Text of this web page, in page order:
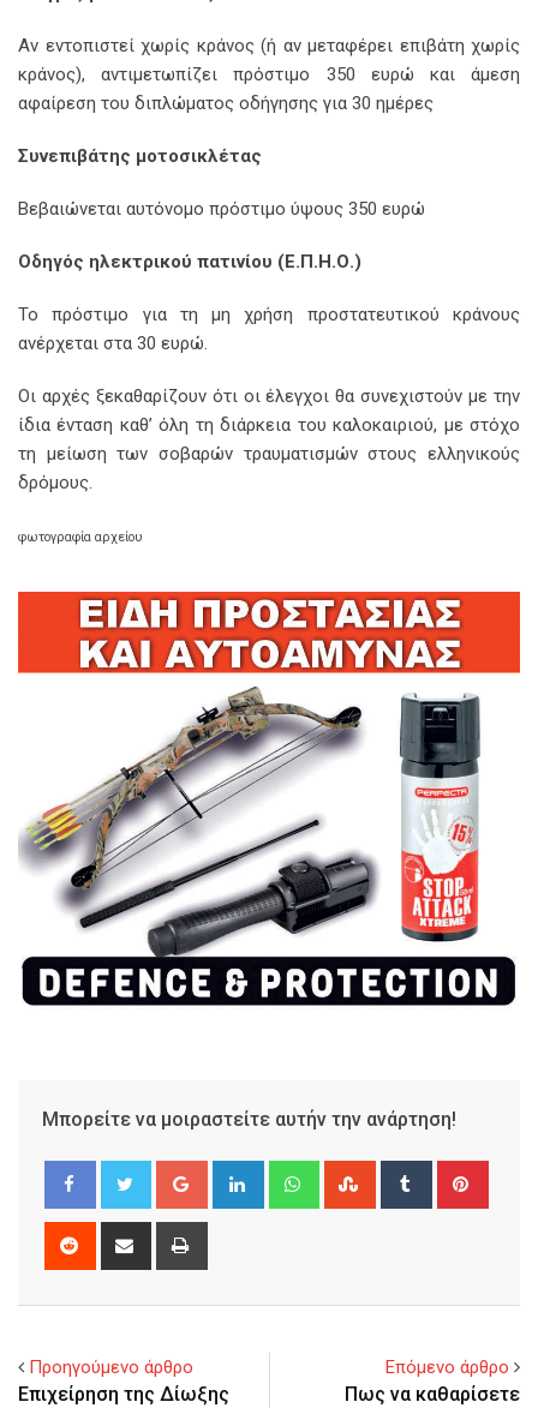
Aν εντοπιστεί χωρίς κράνος (ή αν μεταφέρει επιβάτη χωρίς
κράνος), αντιμετωπίζει πρόστιμο 350 ευρώ και άμεση
αφαίρεση του διπλώματος οδήγησης για 30 ημέρες
Συνεπιβάτης μοτοσικλέτας
Βεβαιώνεται αυτόνομο πρόστιμο ύψους 350 ευρώ
Οδηγός ηλεκτρικού πατινίου (Ε.Π.Η.Ο.)
Το πρόστιμο για τη μη χρήση προστατευτικού κράνους
ανέρχεται στα 30 ευρώ.
Οι αρχές ξεκαθαρίζουν ότι οι έλεγχοι θα συνεχιστούν με την
ίδια ένταση καθ’ όλη τη διάρκεια του καλοκαιριού, με στόχο
τη μείωση των σοβαρών τραυματισμών στους ελληνικούς
δρόμους.
φωτογραφία αρχείου
Μπορείτε να μοιραστείτε αυτήν την ανάρτηση!
Google+ LinkedIn WhatsappStumbleUpon
Tumblr
Reddit
Share
Προηγούμενο άρθρο
Επιχείρηση της Δίωξης
Επόμενο άρθρο
Πως να καθαρίσετε